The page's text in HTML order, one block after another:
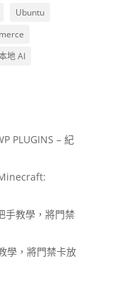
Ubuntu
地 AI
PLUGINS – 紀
手教學，將門禁
學，將門禁卡放